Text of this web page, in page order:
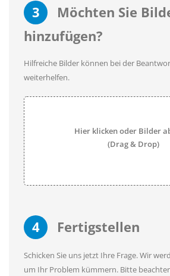
3
Möchten Sie
hinzufügen?
Hilfreiche Bilder können bei der
weiterhelfen.
Hier klicken oder Bilder
(Drag & Drop)
4 Fertigstellen
Schicken Sie uns jetzt Ihre Frage. Wir
um Ihr Problem kümmern. Bitte